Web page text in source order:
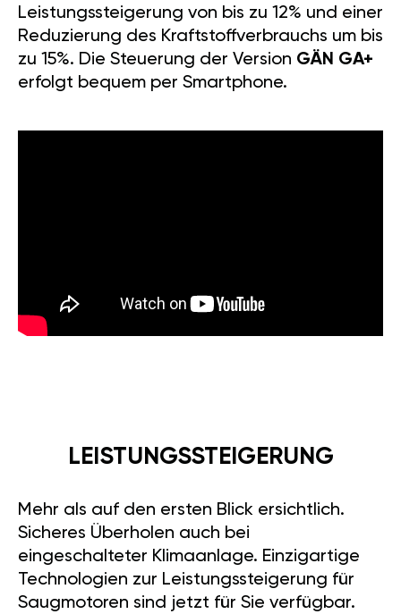
Leistungssteigerung von bis zu 12% und einer
Reduzierung des Kraftstoffverbrauchs um bis
zu 15%. Die Steuerung der Version GÄN GA+
erfolgt bequem per Smartphone.
LEISTUNGSSTEIGERUNG
Mehr als auf den ersten Blick ersichtlich.
Sicheres Überholen auch bei
eingeschalteter Klimaanlage. Einzigartige
Technologien zur Leistungssteigerung für
Saugmotoren sind jetzt für Sie verfügbar.